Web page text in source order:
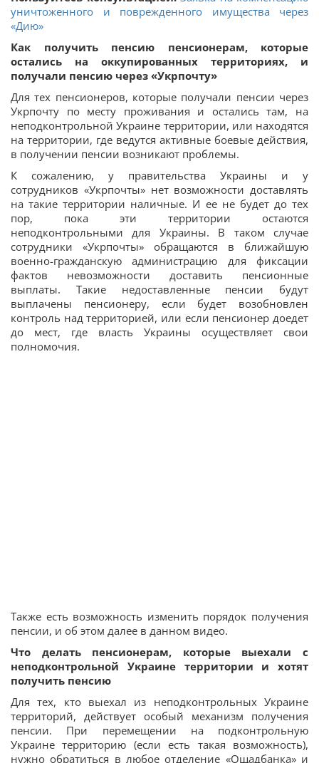
уничтоженного и поврежденного имущества через
«Дию»
Как получить пенсию пенсионерам, которые
остались на оккупированных территориях, и
получали пенсию через «Укрпочту»
Для тех пенсионеров, которые получали пенсии через
Укрпочту по месту проживания и остались там, на
неподконтрольной Украине территории, или находятся
на территории, где ведутся активные боевые действия,
в получении пенсии возникают проблемы.
К сожалению, у правительства Украины и у
сотрудников «Укрпочты» нет возможности доставлять
на такие территории наличные. И ее не будет до тех
пор, пока эти территории остаются
неподконтрольными для Украины. В таком случае
сотрудники «Укрпочты» обращаются в ближайшую
военно-гражданскую администрацию для фиксации
фактов невозможности доставить пенсионные
выплаты. Такие недоставленные пенсии будут
выплачены пенсионеру, если будет возобновлен
контроль над территорией, или если пенсионер доедет
до мест, где власть Украины осуществляет свои
полномочия.
Также есть возможность изменить порядок получения
пенсии, и об этом далее в данном видео.
Что делать пенсионерам, которые выехали с
неподконтрольной Украине территории и хотят
получить пенсию
Для тех, кто выехал из неподконтрольных Украине
территорий, действует особый механизм получения
пенсии. При перемещении на подконтрольную
Украине территорию (если есть такая возможность),
нужно обратиться в любое отделение «Ощадбанка» и